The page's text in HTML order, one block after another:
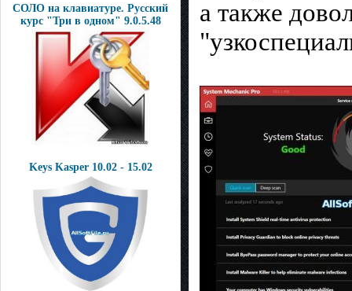
СОЛО на клавиатуре. Русский
курс "Три в одном" 9.0.5.48
Keys Kasper 10.02 - 15.02
а также